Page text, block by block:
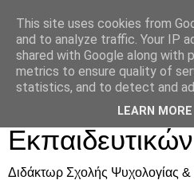
Δρ. Ράνια
Υποστήριξη
Εκπαιδευτικών
Διδάκτωρ Σχολής Ψυχολογίας
This site uses cookies from
and to analyze traffic. Your IP
shared with Google along with
metrics to ensure quality of
statistics, and to detect and
LEARN MORE